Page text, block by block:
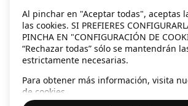
Al pinchar en "Aceptar todas", aceptas
las cookies. SI PREFIERES
PINCHA EN "CONFIGURACIÓN DE
“Rechazar todas” sólo se mantendrán
estrictamente necesarias.
Para obtener más información, visita
de cookies